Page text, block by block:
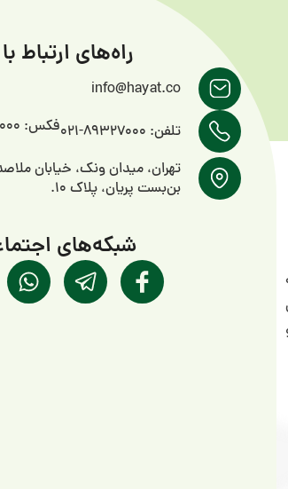
راه‌های ارتباط
info@hayat.co
تلفن: 89327000-021
فکس: 89327000-021
تهران، میدان ونک، خیابان
بن‌بست پریان، پلاک ۱۰.
شبکه‌های